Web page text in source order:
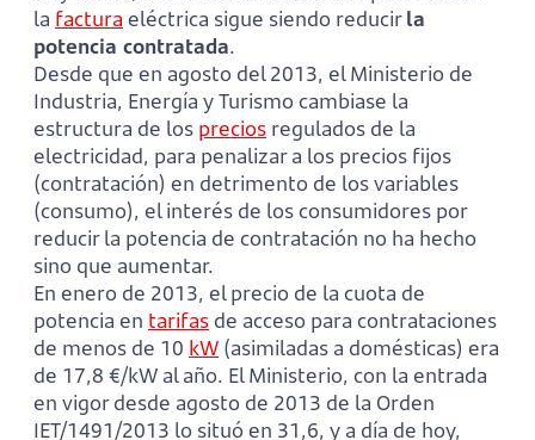
la factura eléctrica sigue siendo reducirla
potencia contratada.
Desde que en agosto del 2013, el Ministerio de
Industria, Energía y Turismo cambiase la
estructura de los precios regulados de la
electricidad, para penalizar a los precios fijos
(contratación) en detrimento de los variables
(consumo), el interés de los consumidores por
reducir la potencia de contratación no ha hecho
sino que aumentar.
En enero de 2013, el precio de la cuota de
potencia en tarifas de acceso para contrataciones
de menos de 10 kW (asimiladas a domésticas) era
de 17,8 €/kW al año. El Ministerio, con la entrada
en vigor desde agosto de 2013 de la Orden
IET/1491/2013 lo situó en 31,6, y a día de hoy,